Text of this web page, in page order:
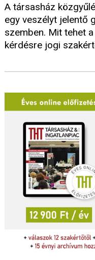
A társasház
egy veszélyt jelentő
szemben. Mit tehet
kérdésre jogi